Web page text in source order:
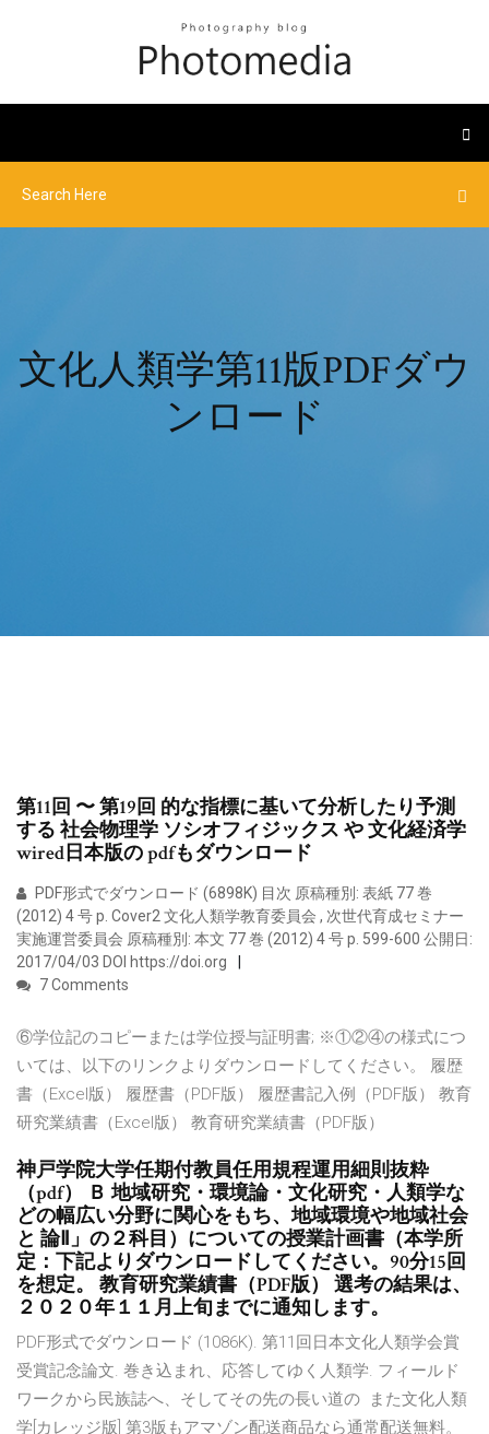
文化人類学第11版PDFダウ
ンロード
第11回 〜 第19回 的な指標に基いて分析したり予測
する 社会物理学 ソシオフィジックス や 文化経済学
wired日本版の pdfもダウンロード
PDF形式でダウンロード (6898K) 目次 原稿種別: 表紙 77 巻
(2012) 4 号 p. Cover2 文化人類学教育委員会 , 次世代育成セミナー
実施運営委員会 原稿種別: 本文 77 巻 (2012) 4 号 p. 599-600 公開日:
2017/04/03 DOI https://doi.org
7 Comments
⑥学位記のコピーまたは学位授与証明書; ※①②④の様式につ
いては、以下のリンクよりダウンロードしてください。 履歴
書（Excel版） 履歴書（PDF版） 履歴書記入例（PDF版） 教育
研究業績書（Excel版） 教育研究業績書（PDF版）
神戸学院大学任期付教員任用規程運用細則抜粋
（pdf） Ｂ 地域研究・環境論・文化研究・人類学な
どの幅広い分野に関心をもち、地域環境や地域社会
と 論Ⅱ」の２科目）についての授業計画書（本学所
定：下記よりダウンロードしてください。90分15回
を想定。 教育研究業績書（PDF版） 選考の結果は、
２０２０年１１月上旬までに通知します。
PDF形式でダウンロード (1086K). 第11回日本文化人類学会賞
受賞記念論文. 巻き込まれ、応答してゆく人類学. フィールド
ワークから民族誌へ、そしてその先の長い道の また文化人類
学[カレッジ版] 第3版もアマゾン配送商品なら通常配送無料。